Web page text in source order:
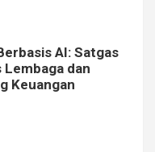
AI: Satgas
dan
Keuangan